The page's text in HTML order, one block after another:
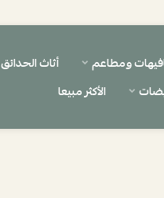
ومطاعم أثاث الحدائق
الأكثر مبيعا